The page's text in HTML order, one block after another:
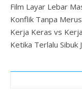
Film Layar Lebar
Konflik Tanpa
Kerja Keras vs
Ketika Terlalu Sibuk